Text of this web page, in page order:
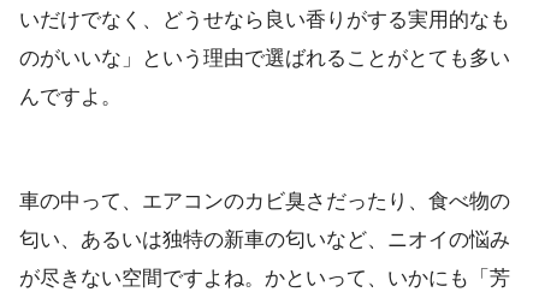
いだけでなく、どうせなら良い香りがする実用的なも
のがいいな」という理由で選ばれることがとても多い
んですよ。
車の中って、エアコンのカビ臭さだったり、食べ物の
匂い、あるいは独特の新車の匂いなど、ニオイの悩み
が尽きない空間ですよね。かといって、いかにも「芳